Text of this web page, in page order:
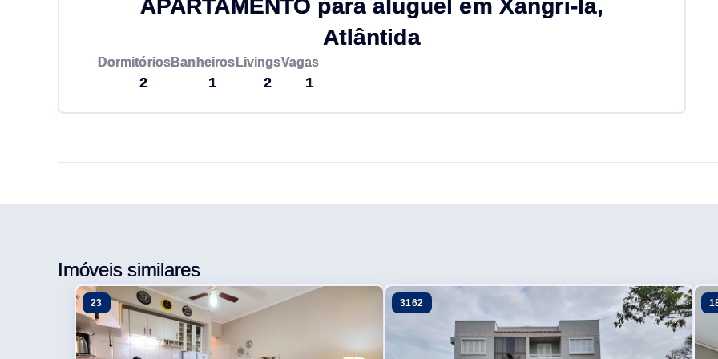
APARTAMENTO para aluguel em Xangri-lá,
Atlântida
Dormitórios
2
Banheiros
1
Livings
2
Vagas
1
Imóveis similares
23 3162